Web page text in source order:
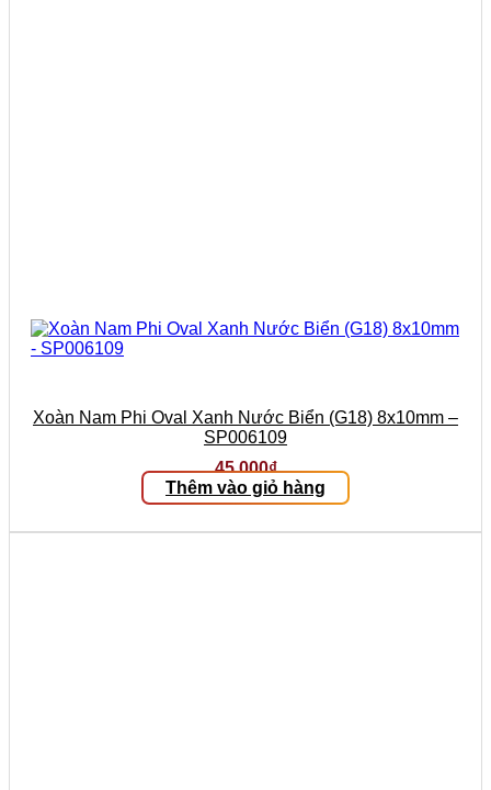
Xoàn Nam Phi Oval Xanh Nước Biển (G18) 8x10mm –
SP006109
45.000₫
Thêm vào giỏ hàng